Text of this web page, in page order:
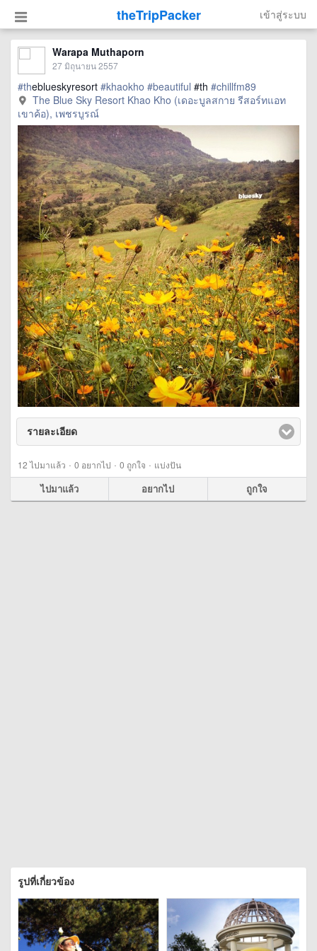
theTripPacker เข้าสู่ระบบ
Warapa Muthaporn
27 มิถุนายน 2557
#theblueskyresort #khaokho #beautiful #th #chillfm89
The Blue Sky Resort Khao Kho (เดอะบูลสกาย รีสอร์ทแอท
เขาค้อ), เพชรบูรณ์
รายละเอียด
12ไปมาแล้ว · 0 อยากไป · 0 ถูกใจ · แบ่งปัน
ไปมาแล้ว อยากไป ถูกใจ
รูปที่เกี่ยวข้อง